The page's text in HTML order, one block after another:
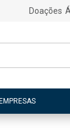
Doações